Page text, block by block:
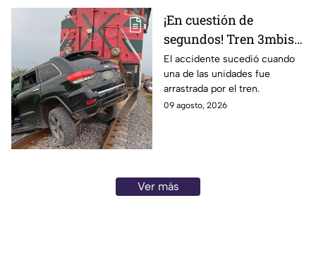
¡En cuestión de
segundos! Tren 3mbiste
una camioneta en
Guanajuato; este fue el
saldo de las víct1mas
El accidente sucedió cuando
una de las unidades fue
arrastrada por el tren.
09 agosto, 2026
Ver más